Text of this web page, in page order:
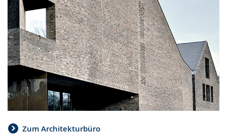
Zum Architekturbüro